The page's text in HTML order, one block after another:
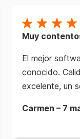
Muy
El mejor
conocido.
excelente, un
Carmen – 7